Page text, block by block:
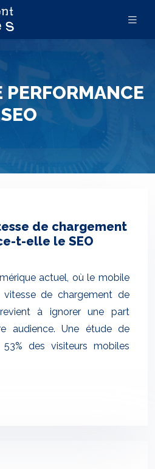
PERFORMANCE
SEO
de chargement
t-elle le SEO
actuel, où le mobile
de chargement de
à ignorer une part
audience. Une étude de
des visiteurs mobiles